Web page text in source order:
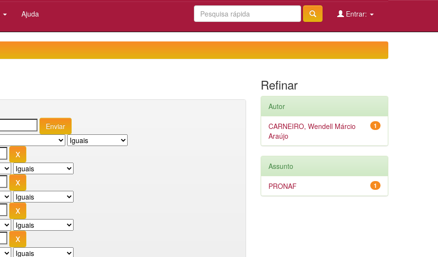
Ajuda Entrar:
Refinar
Autor
1
CARNEIRO, Wendell Márcio
Araújo
Assunto
1
PRONAF